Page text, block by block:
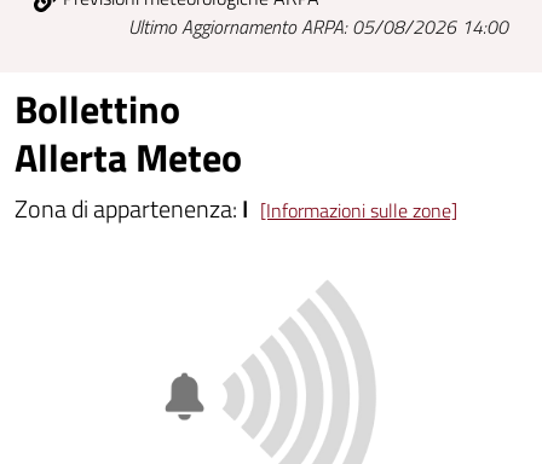
Ultimo Aggiornamento ARPA: 05/08/2026 14:00
Bollettino
Allerta Meteo
Zona di appartenenza:I [Informazioni sulle zone]